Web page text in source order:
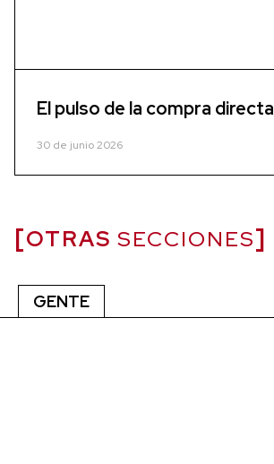
El pulso de la compra directa
30 de junio 2026
OTRAS SECCIONES
GENTE